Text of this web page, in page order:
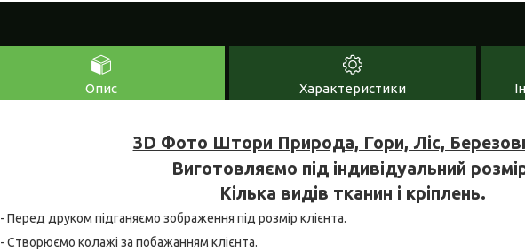
Опис Характеристики
3D Фото Штори Природа, Гори, Ліс,
Виготовляємо під індивідуальний
Кілька видів тканин і кріплень.
- Перед друком підганяємо зображення під розмір клієнта.
- Створюємо колажі за побажанням клієнта.